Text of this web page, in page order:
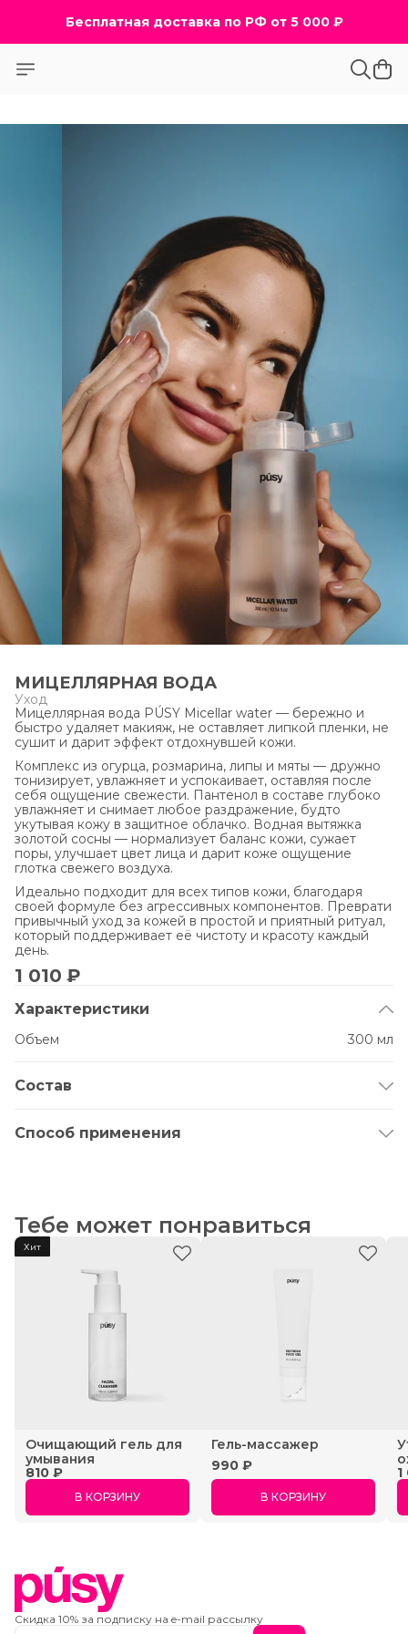
Бесплатная доставка по РФ от 5 000 ₽
МИЦЕЛЛЯРНАЯ ВОДА
Уход
Мицеллярная вода PÚSY Micellar water — бережно и
быстро удаляет макияж, не оставляет липкой пленки, не
сушит и дарит эффект отдохнувшей кожи.
Комплекс из огурца, розмарина, липы и мяты — дружно
тонизирует, увлажняет и успокаивает, оставляя после
себя ощущение свежести. Пантенол в составе глубоко
увлажняет и снимает любое раздражение, будто
укутывая кожу в защитное облачко. Водная вытяжка
золотой сосны — нормализует баланс кожи, сужает
поры, улучшает цвет лица и дарит коже ощущение
глотка свежего воздуха.
Идеально подходит для всех типов кожи, благодаря
своей формуле без агрессивных компонентов. Преврати
привычный уход за кожей в простой и приятный ритуал,
который поддерживает её чистоту и красоту каждый
день.
1 010 ₽
Характеристики
Объем 300 мл
Состав
Wood Extract, Propylene Glycol, Glycerin, Tilia Cordata
Flower Water, Mentha Piperita Flower / Leaf / Stem Water,
Polyquaternium-80, Sodium Hydroxide, Benzyl Alcohol,
Dehydroacetic Acid
Способ применения
или средством для очищения кожи. Подходит для
ежедневного применения.
Тебе может понравиться
Хит
Очищающий гель для
умывания
810 ₽
В КОРЗИНУ
Гель-массажер
990 ₽
В КОРЗИНУ
Скидка 10% за подписку на e-mail рассылку